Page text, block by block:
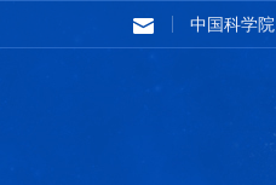
中国科学院